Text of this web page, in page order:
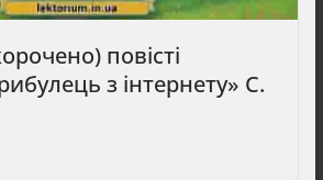
повісті
з інтернету» С.